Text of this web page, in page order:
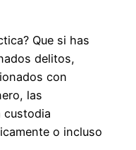
Que si has
delitos,
con
las
custodia
o incluso